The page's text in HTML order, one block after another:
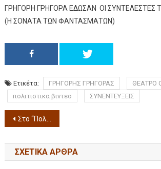
ΓΡΗΓΟΡΗ ΓΡΗΓΟΡΑ ΕΔΩΣΑΝ ΟΙ ΣΥΝΤΕΛΕΣΤΕΣ
(Η ΣΟΝΑΤΑ ΤΩΝ ΦΑΝΤΑΣΜΑΤΩΝ)
Ετικέτα: ΓΡΗΓΟΡΗΣ ΓΡΗΓΟΡΑΣ
ΘΕΑΤΡΟ
πολιτιστικα βιντεο
ΣΥΝΕΝΤΕΥΞΕΙΣ
Στο “Πολιτισμικό Καφενείο” ΤΟ συγκροτημα ΑΡΕΣ ΜΑΡΕΣ την πεμτη 24/1/13 με εντεχνα λαικα τραγουδια
ΣΧΕΤΙΚΆ ΆΡΘΡΑ